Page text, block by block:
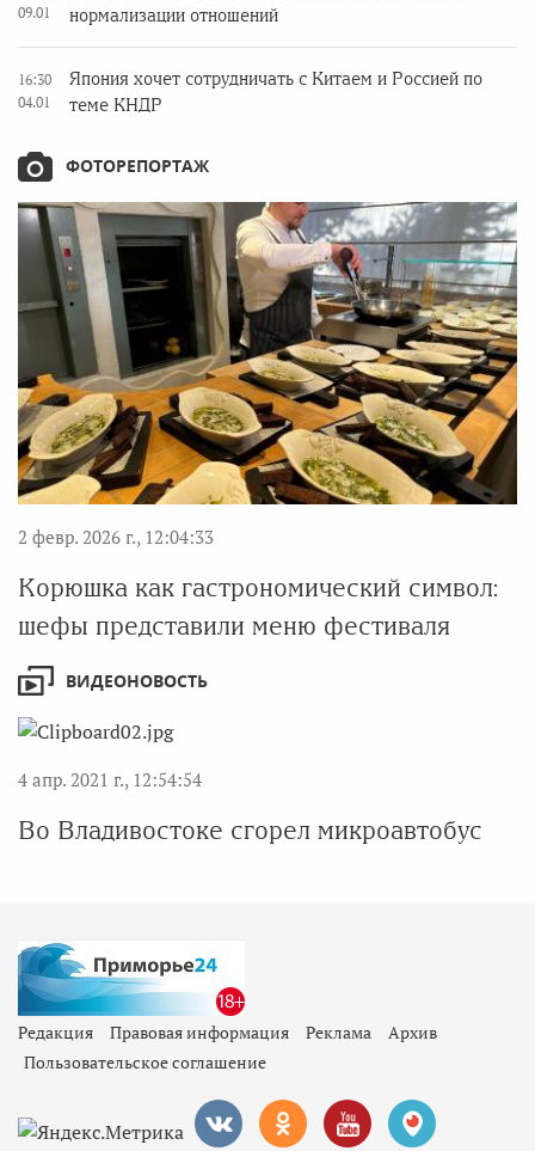
09.01
нормализации отношений
16:30
04.01
Япония хочет сотрудничать с Китаем и Россией по
теме КНДР
ФОТОРЕПОРТАЖ
2 февр. 2026 г., 12:04:33
Корюшка как гастрономический символ:
шефы представили меню фестиваля
ВИДЕОНОВОСТЬ
4 апр. 2021 г., 12:54:54
Во Владивостоке сгорел микроавтобус
Редакция Правовая информация Реклама
Архив
Пользовательское соглашение